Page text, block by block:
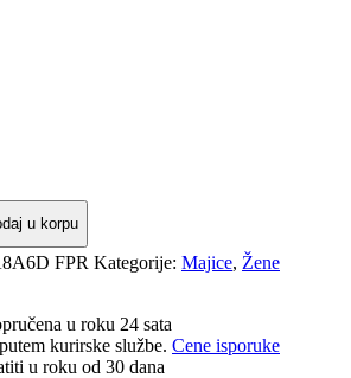
u korpu
FPR Kategorije: Majice, Žene
u roku 24 sata
kurirske službe. Cene isporuke
u roku od 30 dana